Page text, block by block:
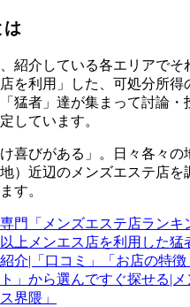
は
紹介している各エリアでそ
を利用」した、可処分所得
猛者」達が集まって討論・
しています。
喜びがある」。日々各々の
）近辺のメンズエステ店を
す。